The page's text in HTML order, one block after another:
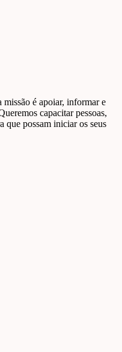
é apoiar, informar e
capacitar pessoas,
que possam iniciar os seus